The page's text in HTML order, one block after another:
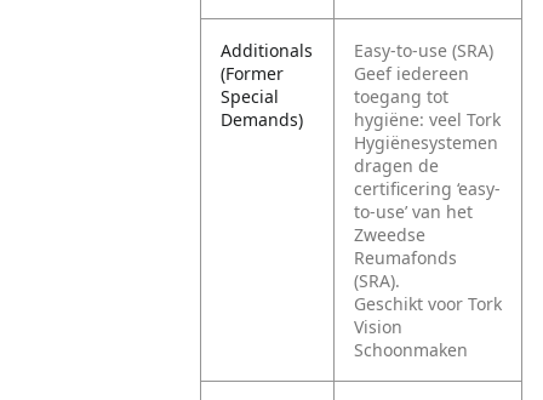
Additionals
(Former
Special
Demands)
Easy-to-use (SRA)
Geef iedereen
toegang tot
hygiëne: veel Tork
Hygiënesystemen
dragen de
certificering ‘easy-
to-use’ van het
Zweedse
Reumafonds
(SRA).
Geschikt voor Tork
Vision
Schoonmaken